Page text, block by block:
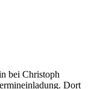
bei Christoph
Dort